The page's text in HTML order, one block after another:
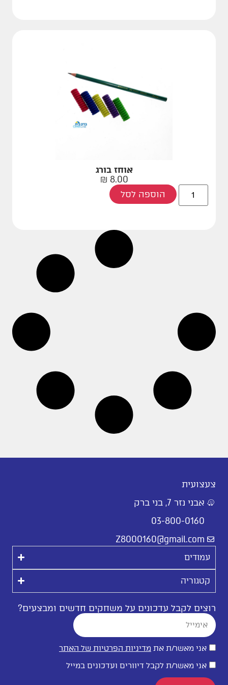
אוחז בורג
8.00
₪
הוספה לסל
צעצועית
אבני נזר 7, בני ברק
03-800-0160
Z8000160@gmail.com
עמודים
קטגוריה
רוצים לקבל עדכונים על משחקים חדשים ומבצעים?
אני מאשר/ת את מדיניות הפרטיות של האתר
אני מאשר/ת לקבל דיוורים ועדכונים במייל